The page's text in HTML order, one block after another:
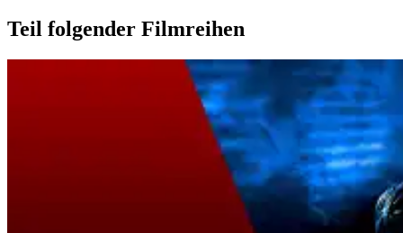
Teil folgender Filmreihen